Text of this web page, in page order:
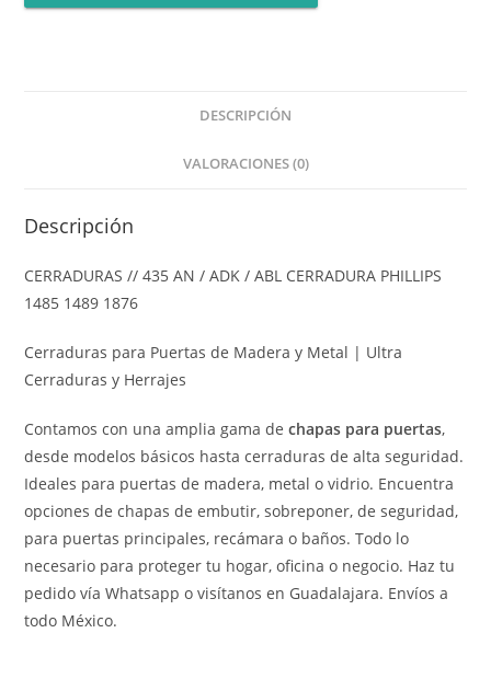
DESCRIPCIÓN
VALORACIONES (0)
Descripción
CERRADURAS // 435 AN / ADK / ABL CERRADURA PHILLIPS
1485 1489 1876
Cerraduras para Puertas de Madera y Metal | Ultra
Cerraduras y Herrajes
Contamos con una amplia gama dechapas para puertas,
desde modelos básicos hasta cerraduras de alta seguridad.
Ideales para puertas de madera, metal o vidrio. Encuentra
opciones de chapas de embutir, sobreponer, de seguridad,
para puertas principales, recámara o baños. Todo lo
necesario para proteger tu hogar, oficina o negocio. Haz tu
pedido vía Whatsapp o visítanos en Guadalajara. Envíos a
todo México.